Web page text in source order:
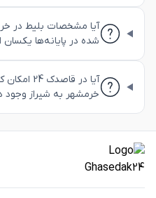
آیا مشخصات بلیط در
شده در پایانه‌ها
آیا در
خرمشهر به شیراز وجود